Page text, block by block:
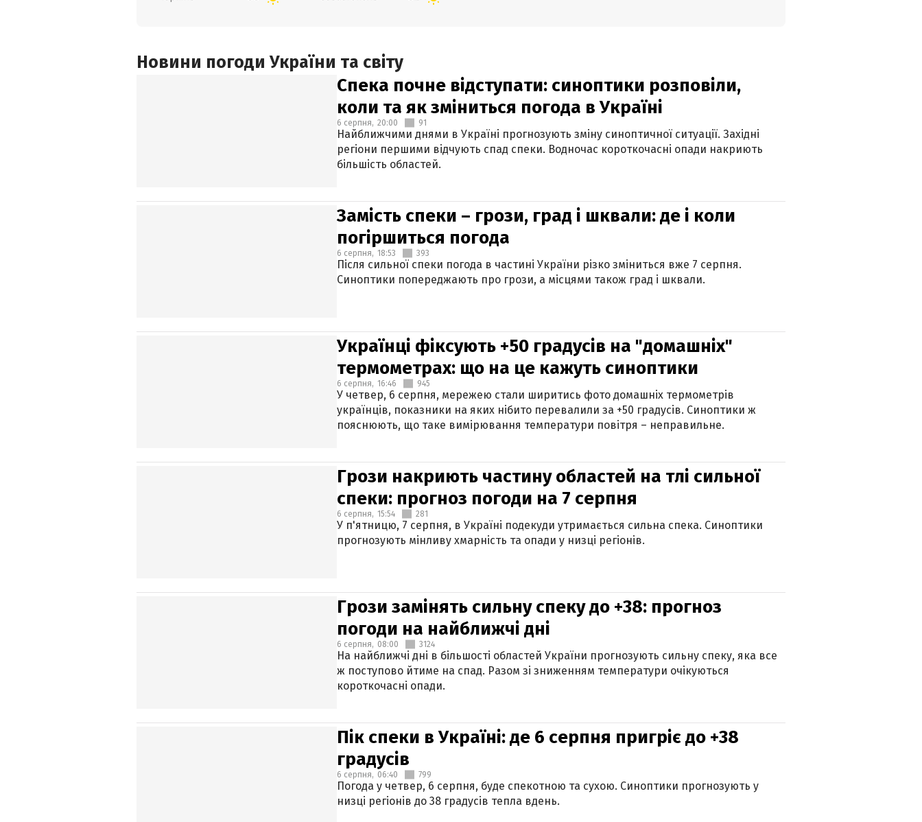
Новини погоди України та світу
Спека почне відступати: синоптики розповіли,
коли та як зміниться погода в Україні
6 серпня, 20:00 91
Найближчими днями в Україні прогнозують зміну синоптичної ситуації. Західні
регіони першими відчують спад спеки. Водночас короткочасні опади накриють
більшість областей.
Замість спеки – грози, град і шквали: де і коли
погіршиться погода
6 серпня, 18:53 393
Після сильної спеки погода в частині України різко зміниться вже 7 серпня.
Синоптики попереджають про грози, а місцями також град і шквали.
Українці фіксують +50 градусів на "домашніх"
термометрах: що на це кажуть синоптики
6 серпня, 16:46 945
У четвер, 6 серпня, мережею стали ширитись фото домашніх термометрів
українців, показники на яких нібито перевалили за +50 градусів. Синоптики ж
пояснюють, що таке вимірювання температури повітря – неправильне.
Грози накриють частину областей на тлі сильної
спеки: прогноз погоди на 7 серпня
6 серпня, 15:54 281
У п'ятницю, 7 серпня, в Україні подекуди утримається сильна спека. Синоптики
прогнозують мінливу хмарність та опади у низці регіонів.
Грози замінять сильну спеку до +38: прогноз
погоди на найближчі дні
6 серпня, 08:00 3124
На найближчі дні в більшості областей України прогнозують сильну спеку, яка все
ж поступово йтиме на спад. Разом зі зниженням температури очікуються
короткочасні опади.
Пік спеки в Україні: де 6 серпня пригріє до +38
градусів
6 серпня, 06:40 799
Погода у четвер, 6 серпня, буде спекотною та сухою. Синоптики прогнозують у
низці регіонів до 38 градусів тепла вдень.